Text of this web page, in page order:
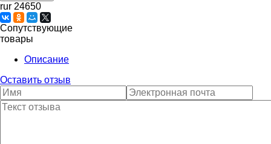
rur 24650
Сопутствующие
товары
Описание
Оставить отзыв